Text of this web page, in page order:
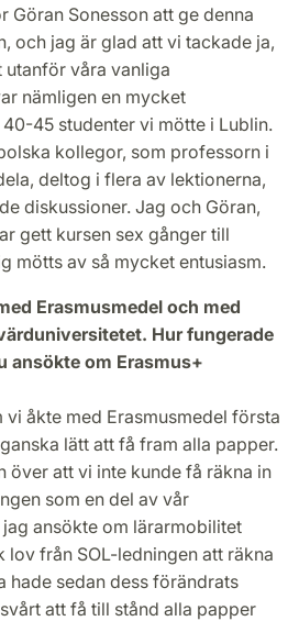
Göran Sonesson att ge denna
och jag är glad att vi tackade ja,
våra vanliga
nämligen en mycket
45 studenter vi mötte i Lublin.
kollegor, som professorn i
deltog i flera av lektionerna,
diskussioner. Jag och Göran,
gett kursen sex gånger till
mötts av så mycket entusiasm.
Erasmusmedel och med
Hur fungerade
ansökte om Erasmus+
vi åkte med Erasmusmedel första
lätt att få fram alla papper.
över att vi inte kunde få räkna in
som en del av vår
jag ansökte om lärarmobilitet
från SOL-ledningen att räkna
hade sedan dess förändrats
att få till stånd alla papper